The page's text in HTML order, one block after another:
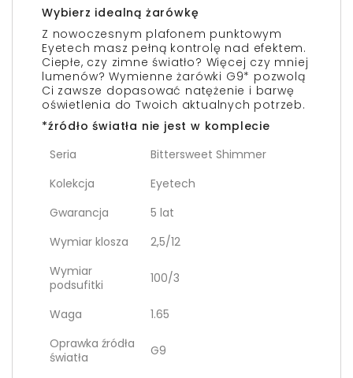
Wybierz idealną żarówkę
Z nowoczesnym plafonem punktowym
Eyetech masz pełną kontrolę nad efektem.
Ciepłe, czy zimne światło? Więcej czy mniej
lumenów? Wymienne żarówki G9* pozwolą
Ci zawsze dopasować natężenie i barwę
oświetlenia do Twoich aktualnych potrzeb.
*źródło światła nie jest w komplecie
Seria
Bittersweet Shimmer
Kolekcja
Eyetech
Gwarancja
5 lat
Wymiar klosza
2,5/12
Wymiar
podsufitki
100/3
Waga
1.65
Oprawka źródła
światła
G9